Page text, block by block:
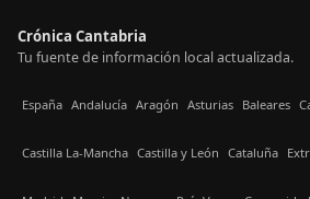
Crónica Cantabria
Tu fuente de información local actualizada.
España Andalucía Aragón Asturias Baleares
Castilla La-Mancha Castilla y León Cataluña